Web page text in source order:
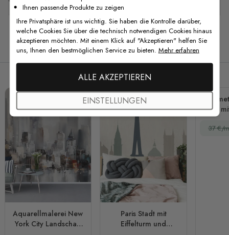
Verwandte Produkte
Aquarellmalerei New
York City Landschaft
Paris Stadt mit
Eiffelturm und
37 €/
Ihnen passende Produkte zu zeigen
Ihre Privatsphäre ist uns wichtig. Sie haben die Kontrolle darüber,
welche Cookies Sie über die technisch notwendigen Cookies hinaus
akzeptieren möchten. Mit einem Klick auf "Akzeptieren" helfen Sie
uns, Ihnen den bestmöglichen Service zu bieten. Mehr erfahren
ALLE AKZEPTIEREN
EINSTELLUNGEN